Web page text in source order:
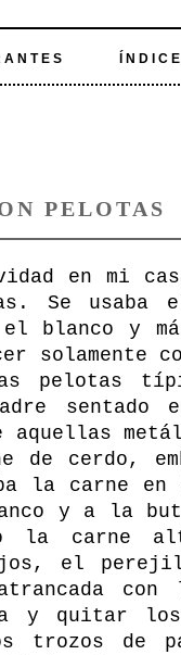
PELOTAS
en mi
Se usaba
blanco y
solamente
pelotas
sentado
aquellas
de cerdo,
la carne
y a la
la carne
el
atrancada
y quitar
trozos de